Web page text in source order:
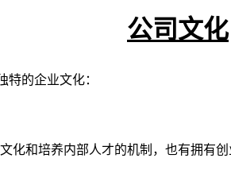
公司文化
的企业文化：
化和培养内部人才的机制，也有拥有